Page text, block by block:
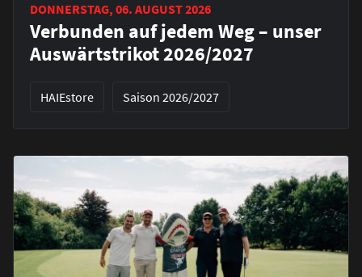
DONNERSTAG, 06. AUGUST 2026
Verbunden auf jedem Weg – unser
Auswärtstrikot 2026/2027
HAIEstore Saison 2026/2027